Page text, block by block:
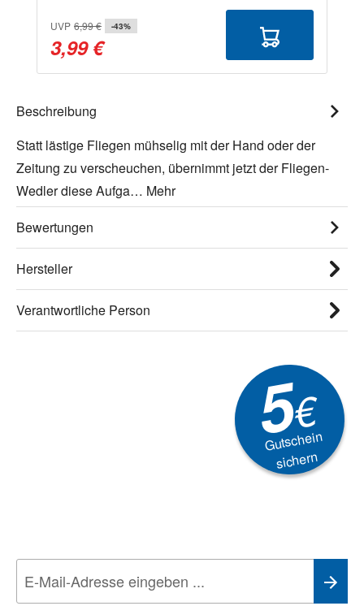
UVP 6,99 € -43%
3,99 €
Beschreibung
Statt lästige Fliegen mühselig mit der Hand oder der
Zeitung zu verscheuchen, übernimmt jetzt der Fliegen-
Wedler diese Aufga… Mehr
Bewertungen
Hersteller
Verantwortliche Person
5€
Gutschein
sichern